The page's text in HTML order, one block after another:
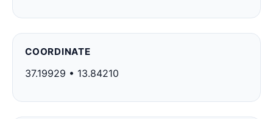
COORDINATE
37.19929 • 13.84210